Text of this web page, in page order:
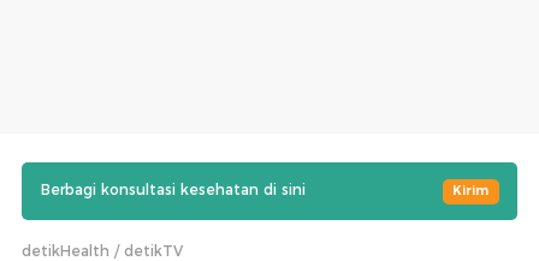
Berbagi konsultasi kesehatan di sini Kirim
detikHealth detikTV